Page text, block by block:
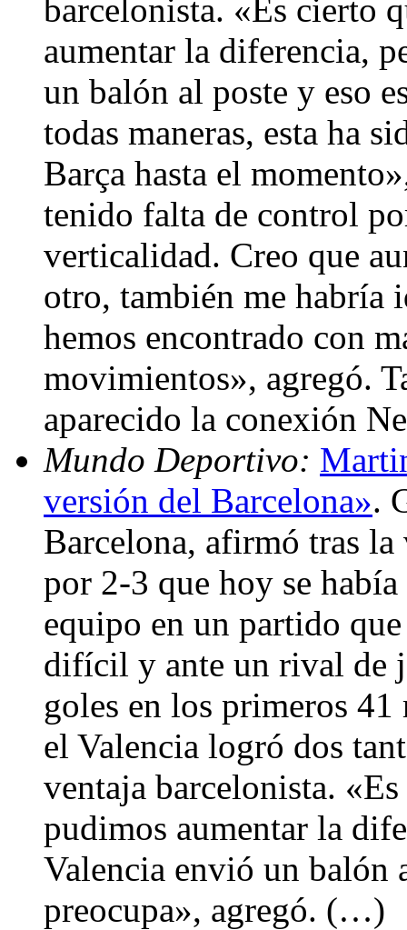
barcelonista. «Es cierto
aumentar la diferencia,
un balón al poste y eso
todas maneras, esta ha
Barça hasta el
tenido falta de control
verticalidad. Creo que
otro, también me habría
hemos encontrado con
movimientos», agregó.
aparecido la conexión
Mundo Deportivo:
versión del Barcelona».
Barcelona, afirmó tras
por 2-3 que hoy se
equipo en un partido
difícil y ante un rival de
goles en los primeros 41
el Valencia logró dos
ventaja barcelonista.
pudimos aumentar la
Valencia envió un balón
preocupa», agregó. (…)